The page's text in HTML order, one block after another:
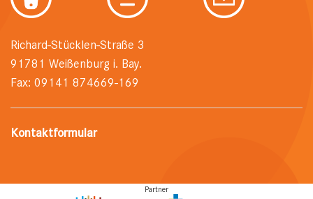
Richard-Stücklen-Straße 3
91781 Weißenburg i. Bay.
Fax: 09141 874669-169
Kontaktformular
Partner